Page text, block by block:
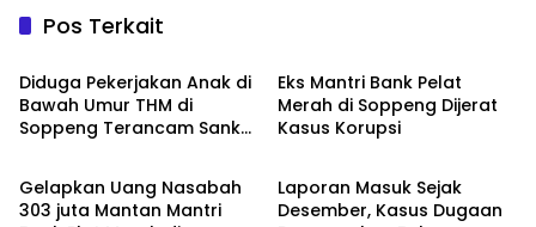
Pos Terkait
Hukum & Kriminal
Diduga Pekerjakan Anak di
Bawah Umur THM di
Soppeng Terancam Sanksi
Eks Mantri Bank Pelat
Merah di Soppeng Dijerat
Kasus Korupsi
Hukum & Kriminal
Gelapkan Uang Nasabah
303 juta Mantan Mantri
Hukum & Kriminal
Laporan Masuk Sejak
Desember, Kasus Dugaan